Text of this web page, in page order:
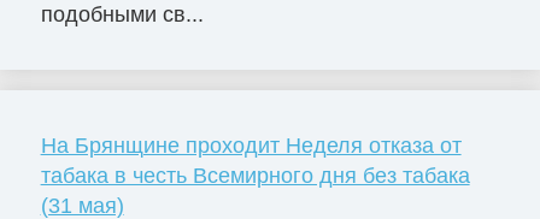
подобными св...
На Брянщине проходит Неделя отказа от
табака в честь Всемирного дня без табака
(31 мая)